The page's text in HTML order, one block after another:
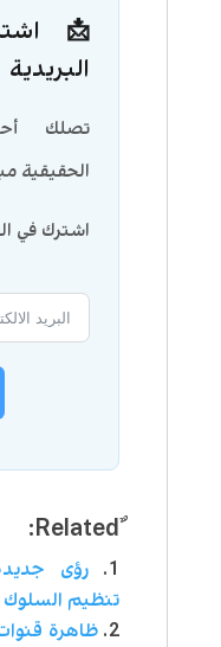
📩
البريدية
تصلك
الحقيقية
اشترك في
ٌRelated:
رؤى
تنظيم السلوك
ظاهرة